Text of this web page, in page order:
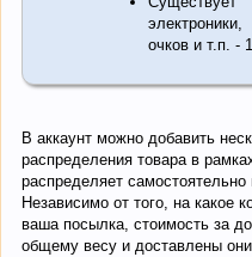
очков и т.п. -
В аккаунт можно добавить
распределения товара в
распределяет
Независимо от того, на какое
ваша посылка, стоимость за
общему весу и доставлены